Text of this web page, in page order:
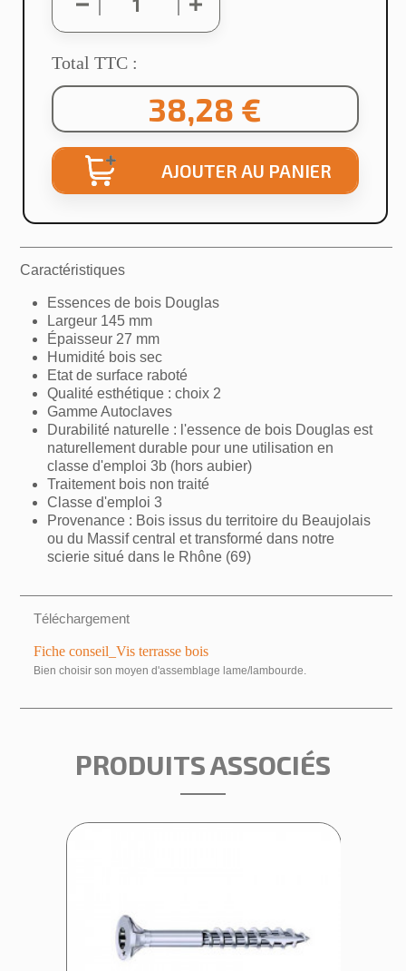
Total TTC :
38,28 €
AJOUTER AU PANIER
Caractéristiques
Essences de bois Douglas
Largeur 145 mm
Épaisseur 27 mm
Humidité bois sec
Etat de surface raboté
Qualité esthétique : choix 2
Gamme Autoclaves
Durabilité naturelle : l'essence de bois Douglas est
naturellement durable pour une utilisation en
classe d'emploi 3b (hors aubier)
Traitement bois non traité
Classe d'emploi 3
Provenance : Bois issus du territoire du Beaujolais
ou du Massif central et transformé dans notre
scierie situé dans le Rhône (69)
Téléchargement
Fiche conseil_Vis terrasse bois
Bien choisir son moyen d'assemblage lame/lambourde.
PRODUITS ASSOCIÉS
Créer une liste d'envies
Nom de la liste d'envies
Annuler Créer une liste d'envies